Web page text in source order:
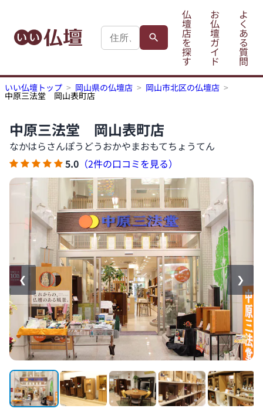
仏
壇
店
を
探
す
お
仏
壇
ガ
イ
ド
よ
く
あ
る
質
問
いい仏壇トップ 岡山県の仏壇店 岡山市北区の仏壇店
中原三法堂 岡山表町店
中原三法堂 岡山表町店
なかはらさんぽうどうおかやまおもてちょうてん
5.0 （2件の口コミを見る）
❮ ❯